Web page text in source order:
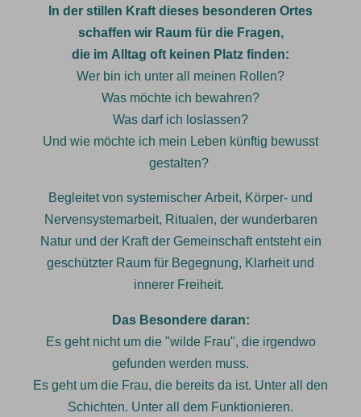
In der stillen Kraft dieses besonderen Ortes
schaffen wir Raum für die Fragen,
die im Alltag oft keinen Platz finden:
Wer bin ich unter all meinen Rollen?
Was möchte ich bewahren?
Was darf ich loslassen?
Und wie möchte ich mein Leben künftig bewusst
gestalten?
Begleitet von systemischer Arbeit, Körper- und
Nervensystemarbeit, Ritualen, der wunderbaren
Natur und der Kraft der Gemeinschaft entsteht ein
geschützter Raum für Begegnung, Klarheit und
innerer Freiheit.
Das Besondere daran:
Es geht nicht um die "wilde Frau", die irgendwo
gefunden werden muss.
Es geht um die Frau, die bereits da ist. Unter all den
Schichten. Unter all dem Funktionieren.